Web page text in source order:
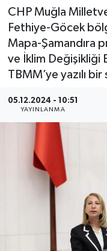
CHP Muğla
Fethiye-Göcek
Mapa-Şamandıra
ve İklim Değişikliği
TBMM’ye yazılı
05.12.2024 - 10:51
YAYINLANMA